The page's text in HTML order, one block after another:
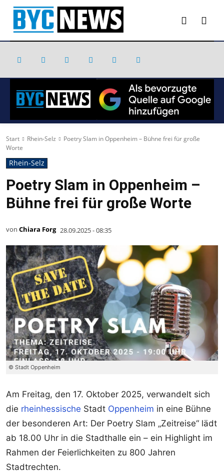
Start Rhein-Selz
Poetry Slam in Oppenheim – Bühne frei für große
Worte
Rhein-Selz
Poetry Slam in Oppenheim –
Bühne frei für große Worte
von Chiara Forg 28.09.2025 - 08:35
© Stadt Oppenheim
Am Freitag, den 17. Oktober 2025, verwandelt sich
die rheinhessische Stadt Oppenheim in eine Bühne
der besonderen Art: Der Poetry Slam „Zeitreise“ lädt
ab 18.00 Uhr in die Stadthalle ein – ein Highlight im
Rahmen der Feierlichkeiten zu 800 Jahren
Stadtrechten.